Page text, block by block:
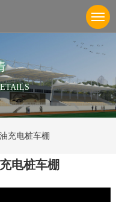
充电桩车棚
电桩车棚